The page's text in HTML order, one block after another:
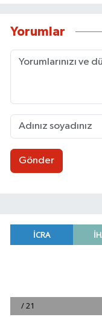
Yorumlar
Gönder